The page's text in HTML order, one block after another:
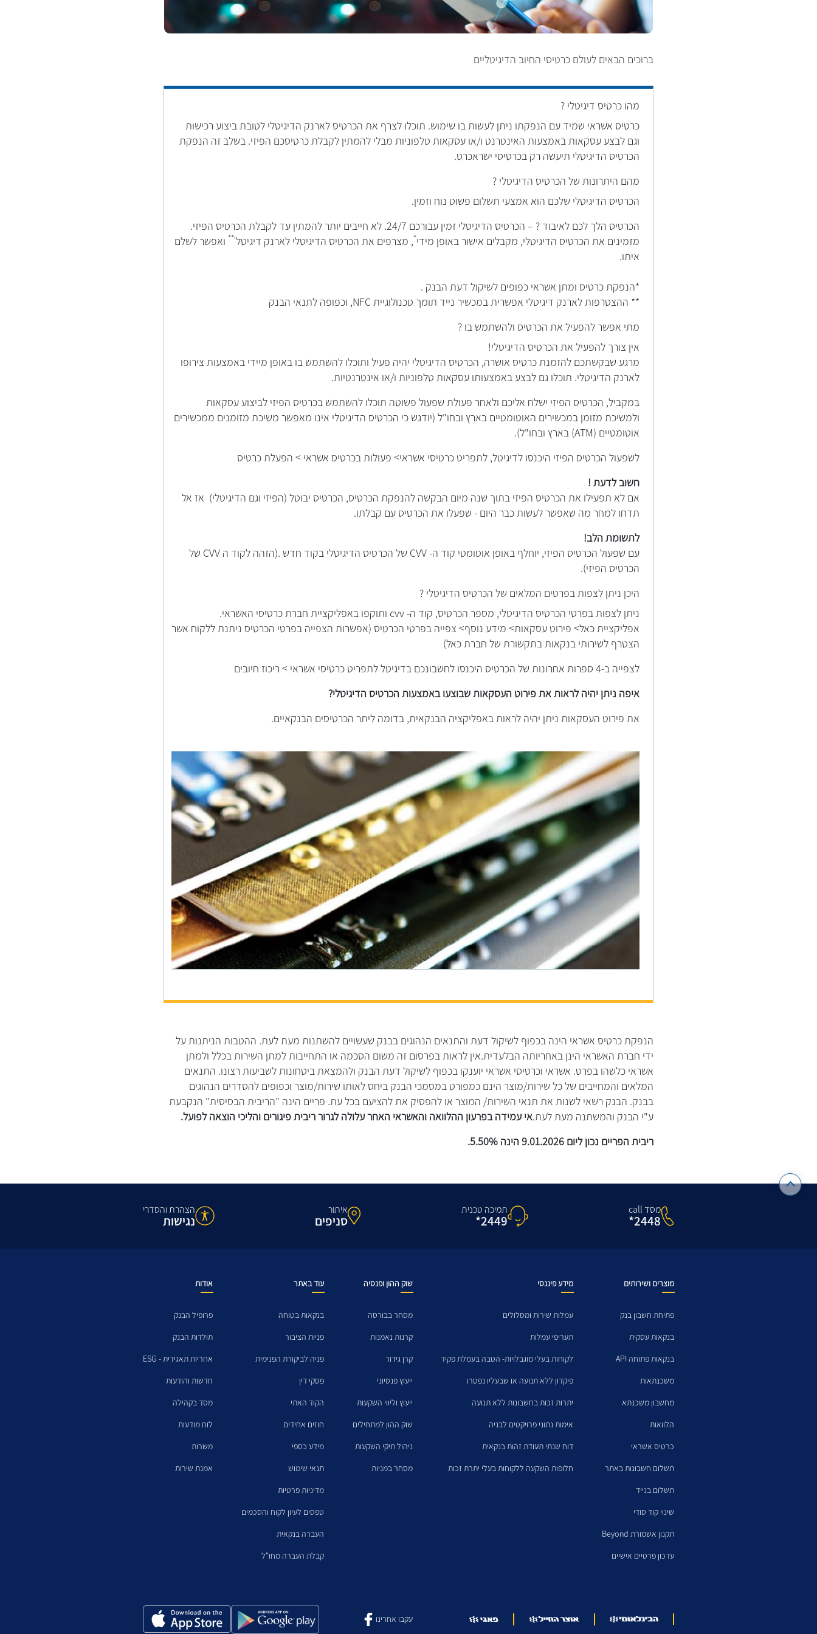
ברוכים הבאים לעולם כרטיסי החיוב הדיגיטליים
מהו כרטיס דיגיטלי ?
כרטיס אשראי שמיד עם הנפקתו ניתן לעשות בו שימוש. תוכלו לצרף את הכרטיס לארנק הדיגיטלי לטובת ביצוע רכישות
וגם לבצע עסקאות באמצעות האינטרנט ו/או עסקאות טלפוניות מבלי להמתין לקבלת כרטיסכם הפיזי. בשלב זה הנפקת
הכרטיס הדיגיטלי תיעשה רק בכרטיסי ישראכרט.
מהם היתרונות של הכרטיס הדיגיטלי ?
הכרטיס הדיגיטלי שלכם הוא אמצעי תשלום פשוט נוח וזמין.
הכרטיס הלך לכם לאיבוד ? – הכרטיס הדיגיטלי זמין עבורכם 24/7. לא חייבים יותר להמתין עד לקבלת הכרטיס הפיזי.
מזמינים את הכרטיס הדיגיטלי, מקבלים אישור באופן מידי*, מצרפים את הכרטיס הדיגיטלי לארנק דיגיטלי** ואפשר לשלם
איתו.
*הנפקת כרטיס ומתן אשראי כפופים לשיקול דעת הבנק .
** ההצטרפות לארנק דיגיטלי אפשרית במכשיר נייד תומך טכנולוגיית NFC, וכפופה לתנאי הבנק
מתי אפשר להפעיל את הכרטיס ולהשתמש בו ?
אין צורך להפעיל את הכרטיס הדיגיטלי!
מרגע שבקשתכם להזמנת כרטיס אושרה, הכרטיס הדיגיטלי יהיה פעיל ותוכלו להשתמש בו באופן מיידי באמצעות צירופו
לארנק הדיגיטלי. תוכלו גם לבצע באמצעותו עסקאות טלפוניות ו/או אינטרנטיות.
במקביל, הכרטיס הפיזי ישלח אליכם ולאחר פעולת שפעול פשוטה תוכלו להשתמש בכרטיס הפיזי לביצוע עסקאות
ולמשיכת מזומן במכשירים האוטומטיים בארץ ובחו"ל (יודגש כי הכרטיס הדיגיטלי אינו מאפשר משיכת מזומנים ממכשירים
אוטומטיים (ATM) בארץ ובחו"ל).
לשפעול הכרטיס הפיזי היכנסו לדיגיטל, לתפריט כרטיסי אשראי> פעולות בכרטיס אשראי > הפעלת כרטיס
חשוב לדעת !
אם לא תפעילו את הכרטיס הפיזי בתוך שנה מיום הבקשה להנפקת הכרטיס, הכרטיס יבוטל (הפיזי וגם הדיגיטלי) אז אל
תדחו למחר מה שאפשר לעשות כבר היום - שפעלו את הכרטיס עם קבלתו.
לתשומת הלב!
עם שפעול הכרטיס הפיזי, יוחלף באופן אוטומטי קוד ה- CVV של הכרטיס הדיגיטלי בקוד חדש .(הזהה לקוד ה CVV של
הכרטיס הפיזי).
היכן ניתן לצפות בפרטים המלאים של הכרטיס הדיגיטלי ?
ניתן לצפות בפרטי הכרטיס הדיגיטלי, מספר הכרטיס, קוד ה- cvv ותוקפו באפליקציית חברת כרטיסי האשראי.
אפליקציית כאל> פירוט עסקאות> מידע נוסף> צפייה בפרטי הכרטיס (אפשרות הצפייה בפרטי הכרטיס ניתנת ללקוח אשר
הצטרף לשירותי בנקאות בתקשורת של חברת כאל)
לצפייה ב-4 ספרות אחרונות של הכרטיס היכנסו לחשבונכם בדיגיטל לתפריט כרטיסי אשראי > ריכוז חיובים
איפה ניתן יהיה לראות את פירוט העסקאות שבוצעו באמצעות הכרטיס הדיגיטלי?
את פירוט העסקאות ניתן יהיה לראות באפליקציה הבנקאית, בדומה ליתר הכרטיסים הבנקאיים.
הנפקת כרטיס אשראי הינה בכפוף לשיקול דעת והתנאים הנהוגים בבנק שעשויים להשתנות מעת לעת. ההטבות הניתנות על
ידי חברת האשראי הינן באחריותה הבלעדית.אין לראות בפרסום זה משום הסכמה או התחייבות למתן השירות בכלל ולמתן
אשראי כלשהו בפרט. אשראי וכרטיסי אשראי יוענקו בכפוף לשיקול דעת הבנק ולהמצאת ביטחונות לשביעות רצונו. התנאים
המלאים והמחייבים של כל שירות/מוצר הינם כמפורט במסמכי הבנק ביחס לאותו שירות/מוצר וכפופים להסדרים הנהוגים
בבנק. הבנק רשאי לשנות את תנאי השירות/ המוצר או להפסיק את להציעם בכל עת. פריים הינה "הריבית הבסיסית" הנקבעת
ע"י הבנק והמשתנה מעת לעת.אי עמידה בפרעון ההלוואה והאשראי האחר עלולה לגרור ריבית פיגורים והליכי הוצאה לפועל.
ריבית הפריים נכון ליום 9.01.2026 הינה 5.50%.
מסד call
2448*
תמיכה טכנית
2449*
איתור
סניפים
הצהרת והסדרי
נגישות
מוצרים ושירותים
פתיחת חשבון בנק
בנקאות עסקית
בנקאות פתוחה API
משכנתאות
מחשבון משכנתא
הלוואות
כרטיס אשראי
תשלום חשבונות באתר
תשלום בנייד
שינוי קוד סודי
תקנון אשמורת Beyond
עדכון פרטיים אישיים
מידע פיננסי
עמלות שירות ומסלולים
תעריפי עמלות
לקוחות בעלי מוגבלויות- הטבה בעמלת פקיד
פיקדון ללא תנועה או שבעליו נפטרו
יתרות זכות בחשבונות ללא תנועה
אימות נתוני פרויקטים לבניה
דוח שנתי תעודת זהות בנקאית
חלופות השקעה ללקוחות בעלי יתרת זכות
שוק ההון ופנסיה
מסחר בבורסה
קרנות נאמנות
קרן גידור
ייעוץ פנסיוני
ייעוץ וליווי השקעות
שוק ההון למתחילים
ניהול תיקי השקעות
מסחר במניות
עוד באתר
בנקאות בטוחה
פניות הציבור
פניה לביקורת הפנימית
פסקי דין
הקוד האתי
חוזים אחידים
מידע כספי
תנאי שימוש
מדיניות פרטיות
טפסים לעיון לקוח והסכמים
העברה בנקאית
קבלת העברה מחו"ל
אודות
פרופיל הבנק
תולדות הבנק
אחריות תאגידית - ESG
חדשות והודעות
מסד בקהילה
לוח מודעות
משרות
אמנת שירות
עקבו אחרינו